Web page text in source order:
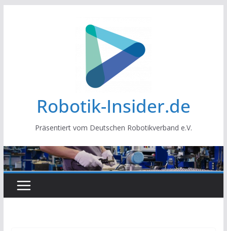
Robotik-Insider.de
Präsentiert vom Deutschen Robotikverband e.V.